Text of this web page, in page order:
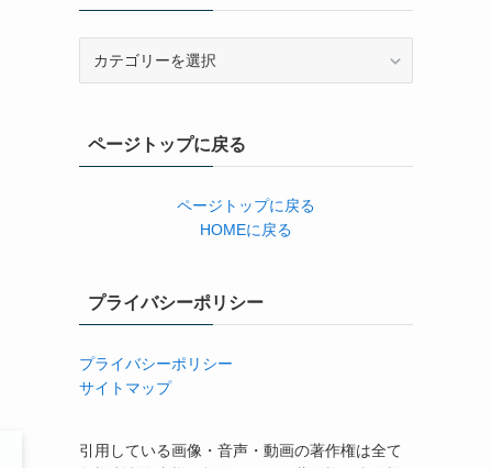
ーページトップに戻る
ページトップに戻る
HOMEに戻る
プライバシーポリシー
プライバシーポリシー
サイトマップ
引用している画像・音声・動画の著作権は全て